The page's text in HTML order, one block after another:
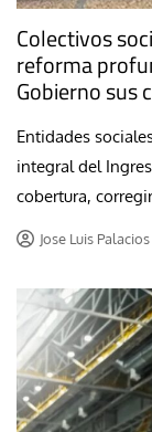
Colectivos
reforma
Gobierno sus
Entidades
integral del
cobertura,
Jose Luis Palacios